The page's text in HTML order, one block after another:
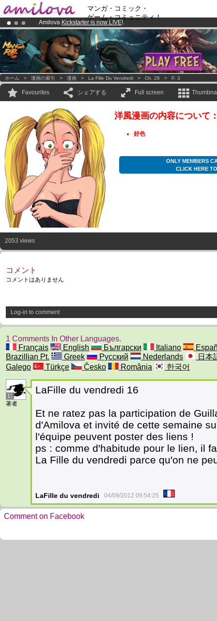
マンガ・コミック・
ゲーム・コミュニティ！
Amilova Kickstarter is now LIVE!.
Already 100000membersand 1000comics & mangas!.
Premium membership from3.95 euros per month !Get membership
ホーム > 漫画の索引 > 漫画 > La Fille Du Vendredi > Ch. 26 > P. 3
Favourites シェアする Full screen
洋風漫画の内容について
好色
ONLY MEMBERS
CLICK HERE
2053 views
コメント
コメントはありません
Log-in to comment
1 Comments In Other Languages.
Français
English Български Italiano
Brazillian Pt.
Greek Русский Nederlands
日本
Galego
Türkçe Česko România 한국어
17
著者
LaFille du vendredi 16
Et ne ratez pas la participation de
d'Amilova et invité de cette semaine
l'équipe peuvent poster des liens !
ps : comme d'habitude pour le lien, il
La Fille du vendredi parce qu'on ne
LaFille du vendredi 04/09/2012 09:54:25
Comment on Facebook